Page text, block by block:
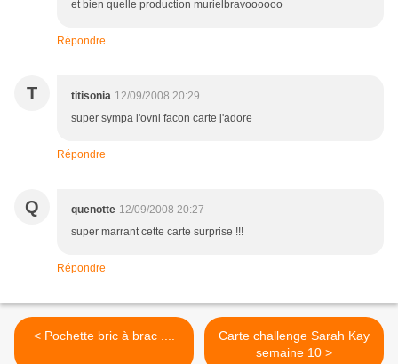
et bien quelle production murielbravoooooo
Répondre
T titisonia 12/09/2008 20:29
super sympa l'ovni facon carte j'adore
Répondre
Q quenotte 12/09/2008 20:27
super marrant cette carte surprise !!!
Répondre
< Pochette bric à brac ....
Carte challenge Sarah Kay
semaine 10 >